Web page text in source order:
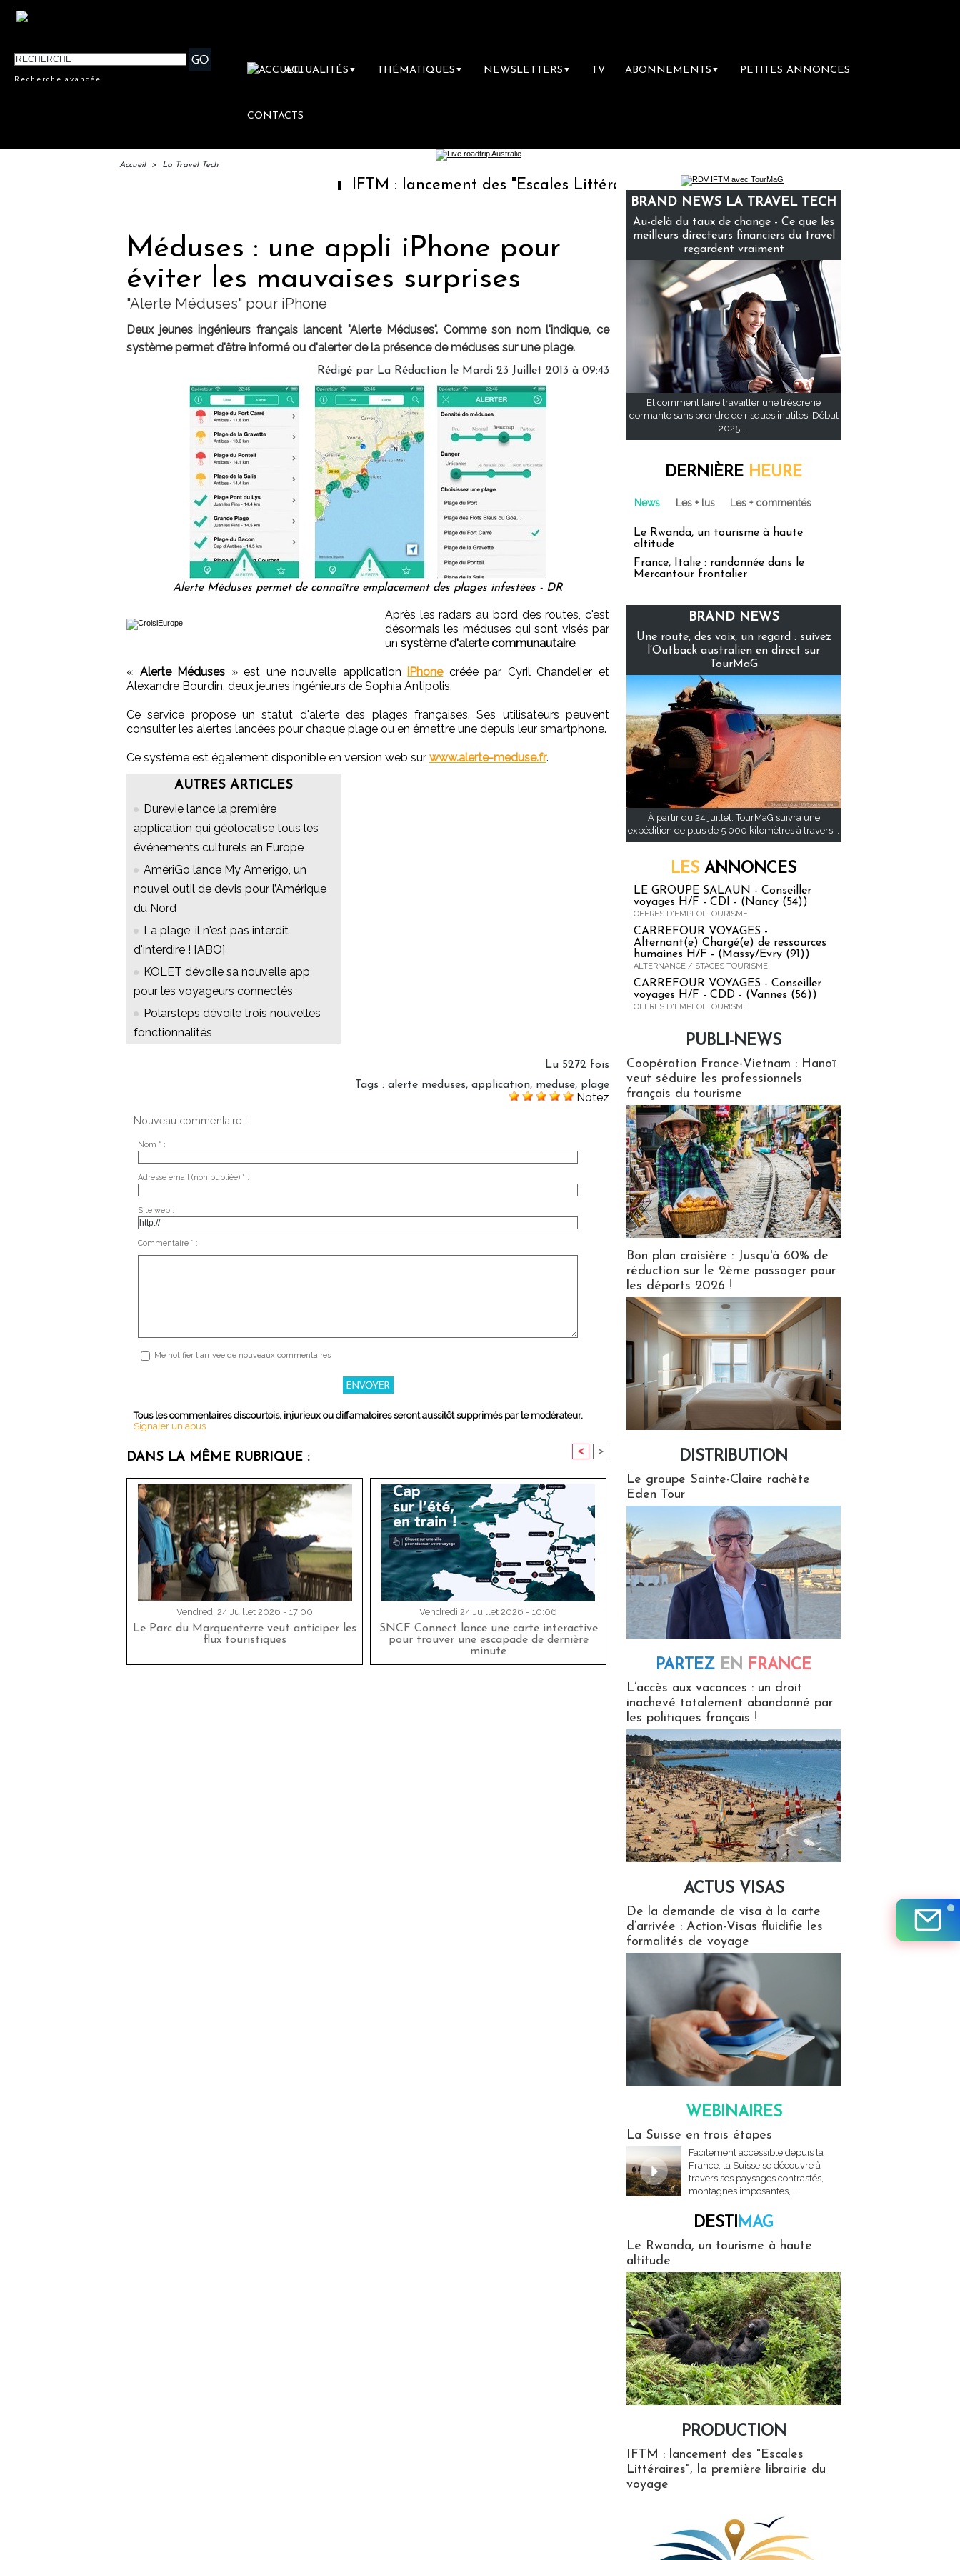
Recherche avancée
ACTUALITÉS ▼ THÉMATIQUES ▼ NEWSLETTERS ▼ TV ABONNEMENTS ▼ PETITES ANNONCES
CONTACTS
Accueil > La Travel Tech
IFTM : lancement des "Escales Littéraires", la première librairie du voyage
Méduses : une appli iPhone pour
éviter les mauvaises surprises
"Alerte Méduses" pour iPhone
Deux jeunes ingénieurs français lancent "Alerte Méduses". Comme son nom l'indique, ce
système permet d'être informé ou d'alerter de la présence de méduses sur une plage.
Rédigé par La Rédaction le Mardi 23 Juillet 2013 à 09:43
Alerte Méduses permet de connaître emplacement des plages infestées - DR
Après les radars au bord des routes, c'est
désormais les méduses qui sont visés par
un système d'alerte communautaire.
« Alerte Méduses » est une nouvelle application iPhonecréée par Cyril Chandelier et
Alexandre Bourdin, deux jeunes ingénieurs de Sophia Antipolis.
Ce service propose un statut d'alerte des plages françaises. Ses utilisateurs peuvent
consulter les alertes lancées pour chaque plage ou en émettre une depuis leur smartphone.
Ce système est également disponible en version web sur www.alerte-meduse.fr.
AUTRES ARTICLES
Durevie lance la première
application qui géolocalise tous les
événements culturels en Europe
AmériGo lance My Amerigo, un
nouvel outil de devis pour l’Amérique
du Nord
La plage, il n'est pas interdit
d'interdire ! [ABO]
KOLET dévoile sa nouvelle app
pour les voyageurs connectés
Polarsteps dévoile trois nouvelles
fonctionnalités
Lu 5272 fois
Tags : alerte meduses, application, meduse, plage
Notez
Nouveau commentaire :
Nom * :
Adresse email (non publiée) * :
Site web :
Commentaire * :
Me notifier l'arrivée de nouveaux commentaires
Tous les commentaires discourtois, injurieux ou diffamatoires seront aussitôt supprimés par le modérateur.
Signaler un abus
DANS LA MÊME RUBRIQUE : < >
Vendredi 24 Juillet 2026 - 17:00
Le Parc du Marquenterre veut anticiper les
flux touristiques
Vendredi 24 Juillet 2026 - 10:06
SNCF Connect lance une carte interactive
pour trouver une escapade de dernière
minute
BRAND NEWS LA TRAVEL TECH
Au-delà du taux de change - Ce que les
meilleurs directeurs financiers du travel
regardent vraiment
Et comment faire travailler une trésorerie
dormante sans prendre de risques inutiles. Début
2025,...
DERNIÈRE HEURE
News Les + lus Les + commentés
Le Rwanda, un tourisme à haute
altitude
France, Italie : randonnée dans le
Mercantour frontalier
BRAND NEWS
Une route, des voix, un regard : suivez
l’Outback australien en direct sur
TourMaG
À partir du 24 juillet, TourMaG suivra une
expédition de plus de 5 000 kilomètres à travers...
LES ANNONCES
LE GROUPE SALAUN - Conseiller
voyages H/F - CDI - (Nancy (54))
OFFRES D'EMPLOI TOURISME
CARREFOUR VOYAGES -
Alternant(e) Chargé(e) de ressources
humaines H/F - (Massy/Evry (91))
ALTERNANCE / STAGES TOURISME
CARREFOUR VOYAGES - Conseiller
voyages H/F - CDD - (Vannes (56))
OFFRES D'EMPLOI TOURISME
PUBLI-NEWS
Coopération France-Vietnam : Hanoï
veut séduire les professionnels
français du tourisme
Bon plan croisière : Jusqu'à 60% de
réduction sur le 2ème passager pour
les départs 2026 !
DISTRIBUTION
Le groupe Sainte-Claire rachète
Eden Tour
PARTEZ EN FRANCE
L’accès aux vacances : un droit
inachevé totalement abandonné par
les politiques français !
ACTUS VISAS
De la demande de visa à la carte
d’arrivée : Action-Visas fluidifie les
formalités de voyage
WEBINAIRES
La Suisse en trois étapes
Facilement accessible depuis la
France, la Suisse se découvre à
travers ses paysages contrastés,
montagnes imposantes,...
DESTIMAG
Le Rwanda, un tourisme à haute
altitude
PRODUCTION
IFTM : lancement des "Escales
Littéraires", la première librairie du
voyage